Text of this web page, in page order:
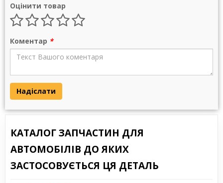
Оцінити товар
Коментар *
Надіслати
КАТАЛОГ ЗАПЧАСТИН ДЛЯ
АВТОМОБІЛІВ ДО ЯКИХ
ЗАСТОСОВУЄТЬСЯ ЦЯ ДЕТАЛЬ